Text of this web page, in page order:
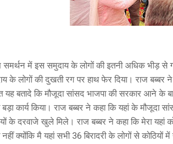
में इस समुदाय के लोगों की इतनी अधिक भीड़ से
के लोगों की दुखती रग पर हाथ फेर दिया। राज बब्बर
यह बतादे कि मौजूदा सांसद भाजपा की सरकार आने के
बड़ा कार्य किया। राज बब्बर ने कहा कि यहां के मौजूदा
के दरवाजे खुले मिले। राज बब्बर ने कहा कि मेरा यहां
नहीं क्योंकि मै यहां सभी 36 बिरादरी के लोगों से